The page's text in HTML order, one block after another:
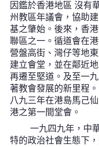
因鑑於香港地區 沒有
州教區年議會，協助
基之肇始。後來，香
聯區之一。循道會在
營盤高街、灣仔等地
建立會堂，並在鄰近
再遷至堅道。及至一
著教會發展的新里程
八九三年在港島馬己
港之第一間堂會。
一九四九年，中華
特的政治社會生態下